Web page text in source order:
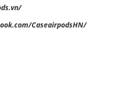
CaseairpodsHN/